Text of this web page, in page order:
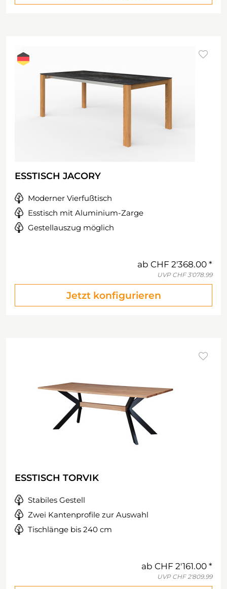
ESSTISCH JACORY
Moderner Vierfußtisch
Esstisch mit Aluminium-Zarge
Gestellauszug möglich
ab CHF 2'368.00
UVP CHF 3'078.99
Jetzt konfigurieren
ESSTISCH TORVIK
Stabiles Gestell
Zwei Kantenprofile zur Auswahl
Tischlänge bis 240 cm
ab CHF 2'161.00
UVP CHF 2'809.99